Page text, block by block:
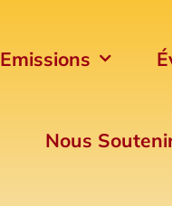
Emissions
Nous